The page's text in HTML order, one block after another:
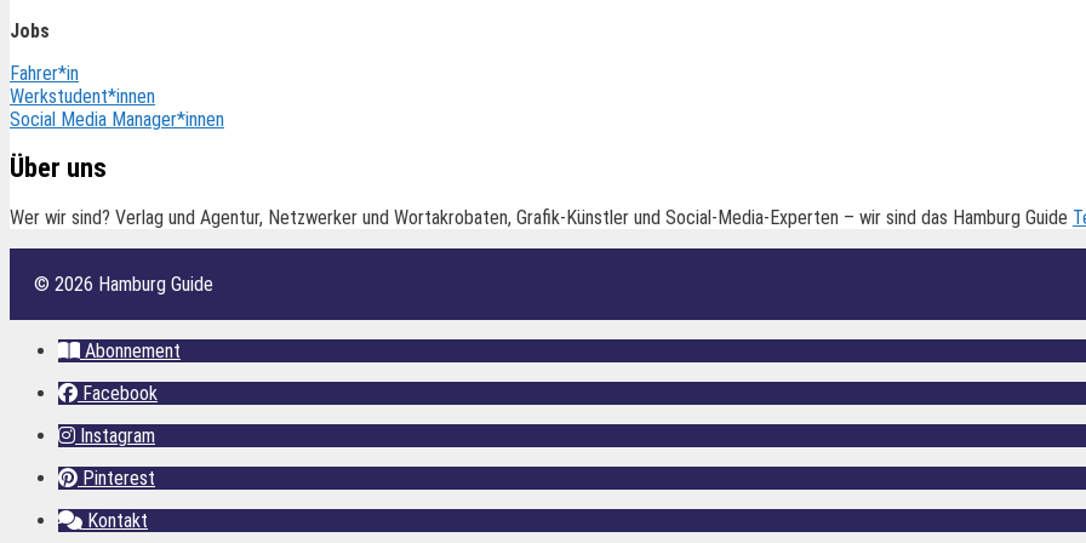
Jobs
Fahrer*in
Werkstudent*innen
Social Media Manager*innen
Über uns
Wer wir sind? Verlag und Agentur, Netzwerker und Wortakrobaten, Grafik-Künstler und Social-Media-Experten – wir sind das Hamburg Guide
© 2026 Hamburg Guide
Abonnement
Facebook
Instagram
Pinterest
Kontakt